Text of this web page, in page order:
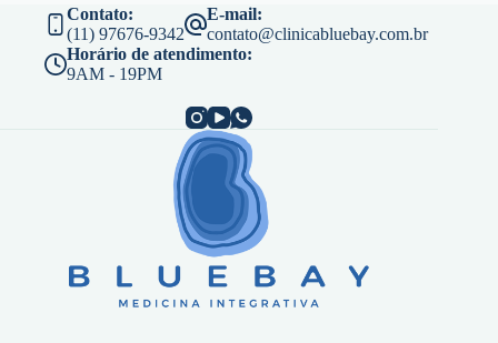
Contato:
(11) 97676-9342
E-mail:
contato@clinicabluebay.com.br
Horário de atendimento:
9AM - 19PM